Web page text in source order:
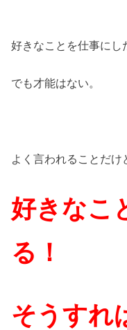
好きなことを仕事にし
でも才能はない。
よく言われることだけ
好きなこ
る！
そうすれ